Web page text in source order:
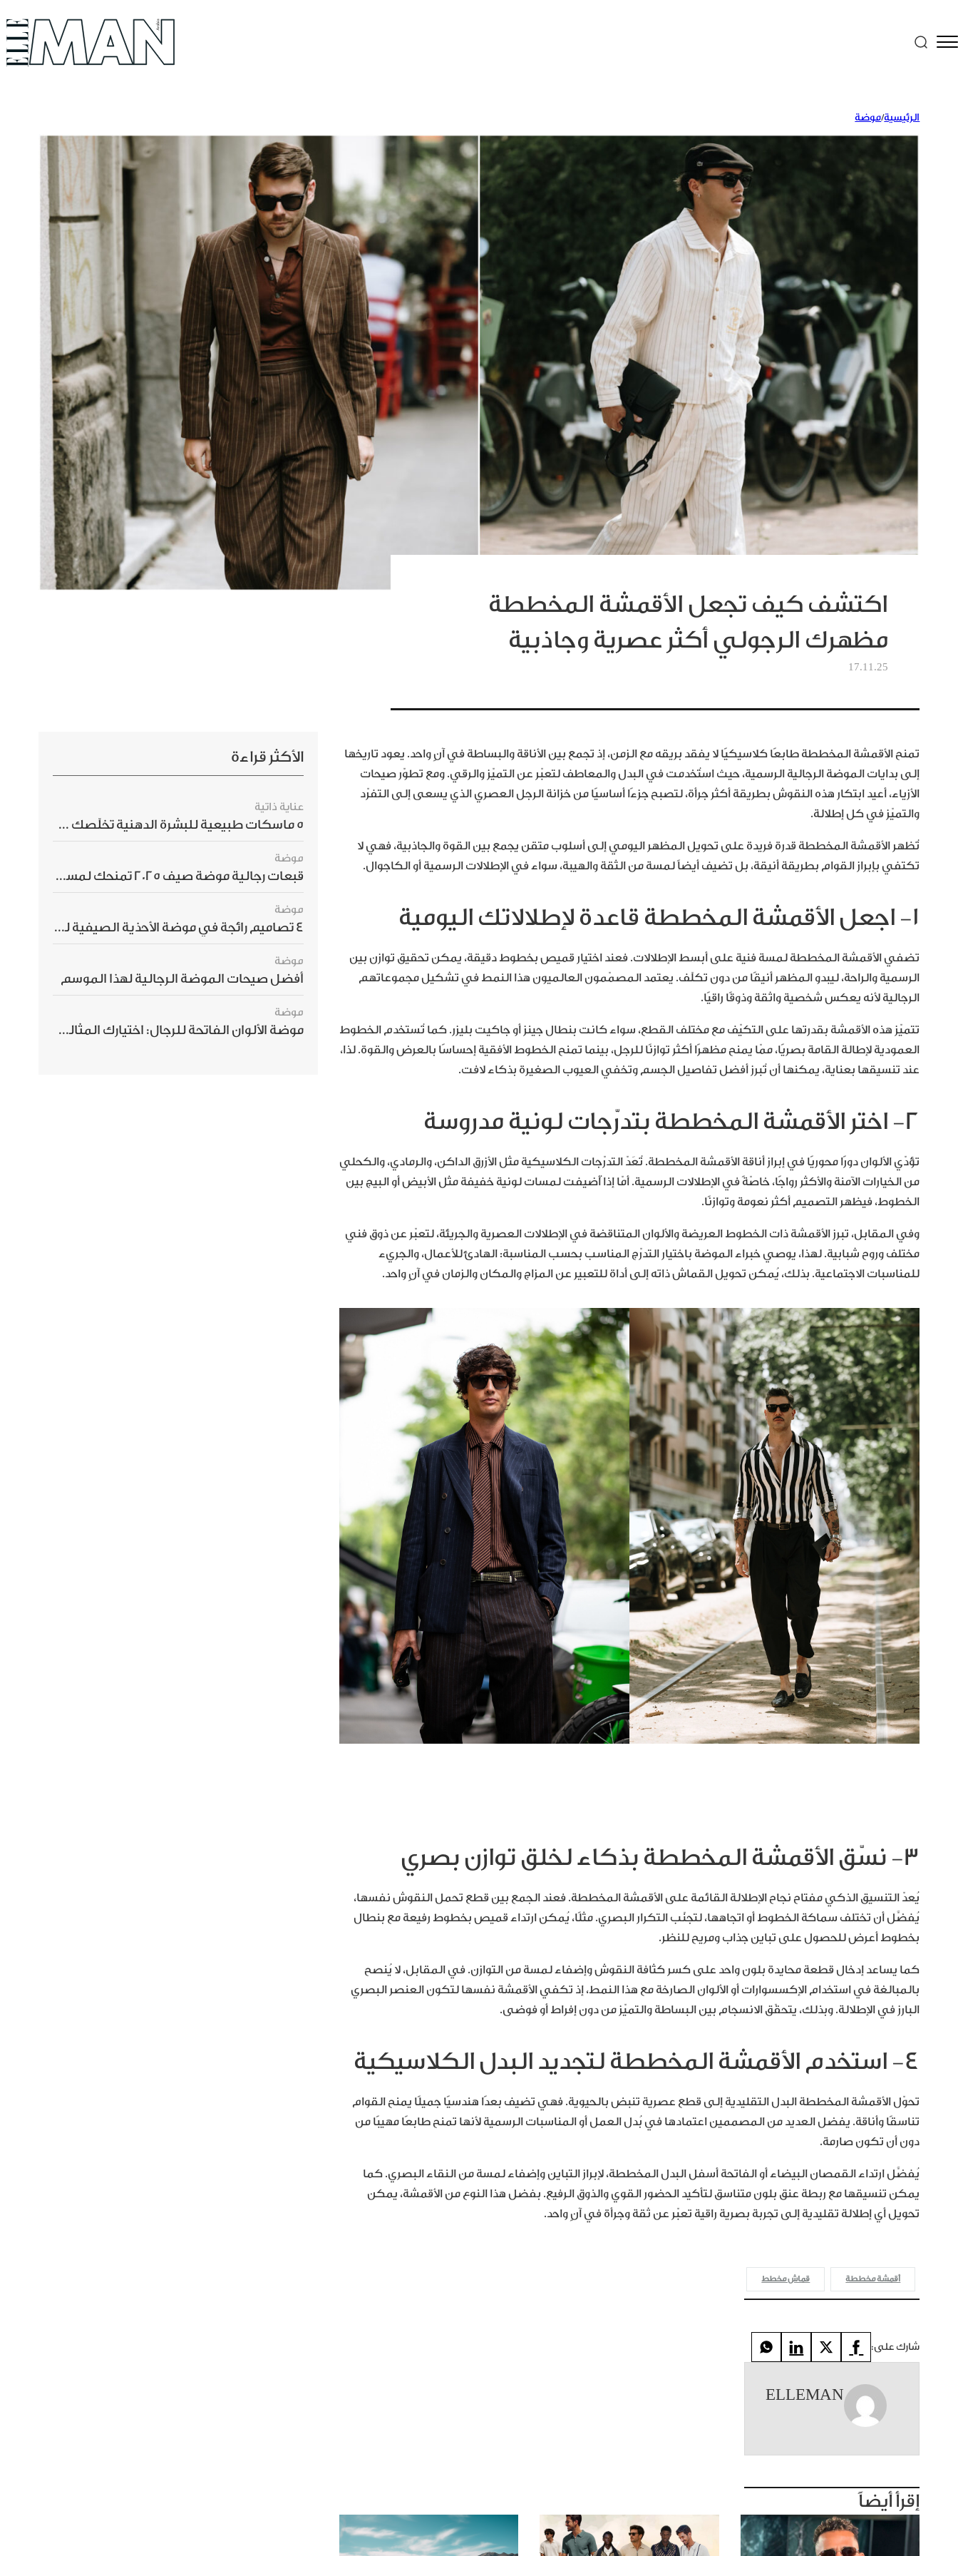
الرئيسية/موضة
اكتشف كيف تجعل الأقمشة المخططة
مظهرك الرجولي أكثر عصرية وجاذبية
17.11.25
تمنح الأقمشة المخططة طابعًا كلاسيكيًا لا يفقد بريقه مع الزمن، إذ تجمع بين الأناقة والبساطة في آنٍ واحد. يعود تاريخها
إلى بدايات الموضة الرجالية الرسمية، حيث استُخدمت في البدل والمعاطف لتعبّر عن التميّز والرقي. ومع تطوّر صيحات
الأزياء، أعيد ابتكار هذه النقوش بطريقة أكثر جرأة، لتصبح جزءًا أساسيًا من خزانة الرجل العصري الذي يسعى إلى التفرّد
والتميّز في كل إطلالة.
تُظهر الأقمشة المخططة قدرة فريدة على تحويل المظهر اليومي إلى أسلوب متقن يجمع بين القوة والجاذبية، فهي لا
تكتفي بإبراز القوام بطريقة أنيقة، بل تضيف أيضاً لمسة من الثقة والهيبة، سواء في الإطلالات الرسمية أو الكاجوال.
١- اجعل الأقمشة المخططة قاعدة لإطلالاتك اليومية
تضفي الأقمشة المخططة لمسة فنية على أبسط الإطلالات. فعند اختيار قميص بخطوط دقيقة، يمكن تحقيق توازن بين
الرسمية والراحة، ليبدو المظهر أنيقًا من دون تكلّف. يعتمد المصمّمون العالميون هذا النمط في تشكيل مجموعاتهم
الرجالية لأنه يعكس شخصية واثقة وذوقًا راقيًا.
تتميّز هذه الأقمشة بقدرتها على التكيّف مع مختلف القطع، سواء كانت بنطال جينز أو جاكيت بليزر. كما تُستخدم الخطوط
العمودية لإطالة القامة بصريًا، ممّا يمنح مظهرًا أكثر توازنًا للرجل، بينما تمنح الخطوط الأفقية إحساسًا بالعرض والقوة. لذا،
عند تنسيقها بعناية، يمكنها أن تُبرز أفضل تفاصيل الجسم وتخفي العيوب الصغيرة بذكاء لافت.
٢- اختر الأقمشة المخططة بتدرّجات لونية مدروسة
تؤدّي الألوان دورًا محوريًا في إبراز أناقة الأقمشة المخططة. تُعَدّ التدرّجات الكلاسيكية مثل الأزرق الداكن، والرمادي، والكحلي
من الخيارات الآمنة والأكثر رواجًا، خاصّةً في الإطلالات الرسمية. أمّا إذا أُضيفت لمسات لونية خفيفة مثل الأبيض أو البيج بين
الخطوط، فيظهر التصميم أكثر نعومة وتوازنًا.
وفي المقابل، تبرز الأقمشة ذات الخطوط العريضة والألوان المتناقضة في الإطلالات العصرية والجريئة، لتعبّر عن ذوق فني
مختلف وروح شبابية. لهذا، يوصي خبراء الموضة باختيار التدرّج المناسب بحسب المناسبة: الهادئ للأعمال، والجريء
للمناسبات الاجتماعية. بذلك، يُمكن تحويل القماش ذاته إلى أداة للتعبير عن المزاج والمكان والزمان في آنٍ واحد.
٣- نسّق الأقمشة المخططة بذكاء لخلق توازن بصري
يُعدّ التنسيق الذكي مفتاح نجاح الإطلالة القائمة على الأقمشة المخططة. فعند الجمع بين قطع تحمل النقوش نفسها،
يُفضَّل أن تختلف سماكة الخطوط أو اتجاهها، لتجنّب التكرار البصري. مثلًا، يُمكن ارتداء قميص بخطوط رفيعة مع بنطال
بخطوط أعرض للحصول على تباين جذاب ومريح للنظر.
كما يساعد إدخال قطعة محايدة بلون واحد على كسر كثافة النقوش وإضفاء لمسة من التوازن. في المقابل، لا يُنصح
بالمبالغة في استخدام الإكسسوارات أو الألوان الصارخة مع هذا النمط، إذ تكفي الأقمشة نفسها لتكون العنصر البصري
البارز في الإطلالة. وبذلك، يتحقّق الانسجام بين البساطة والتميّز من دون إفراط أو فوضى.
٤- استخدم الأقمشة المخططة لتجديد البدل الكلاسيكية
تحوّل الأقمشة المخططة البدل التقليدية إلى قطع عصرية تنبض بالحيوية. فهي تضيف بعدًا هندسيًا جميلًا يمنح القوام
تناسقًا وأناقة. يفضل العديد من المصممين اعتمادها في بُدل العمل أو المناسبات الرسمية لأنها تمنح طابعًا مهيبًا من
دون أن تكون صارمة.
يُفضَّل ارتداء القمصان البيضاء أو الفاتحة أسفل البدل المخططة، لإبراز التباين وإضفاء لمسة من النقاء البصري. كما
يمكن تنسيقها مع ربطة عنق بلون متناسق لتأكيد الحضور القوي والذوق الرفيع. بفضل هذا النوع من الأقمشة، يمكن
تحويل أي إطلالة تقليدية إلى تجربة بصرية راقية تعبّر عن ثقة وجرأة في آنٍ واحد.
أقمشة مخططة قماش مخطط
شارك على:
ELLEMAN
إقرأ أيضاً
الأكثر قراءة
عناية ذاتية
5 ماسكات طبيعية للبشرة الدهنية تخلّصك من الحبوب بسرعة
موضة
قبعات رجالية موضة صيف 2025 تمنحك لمسة أناقة استثنائية
موضة
4 تصاميم رائجة في موضة الأحذية الصيفية للرجال هذا الموسم
موضة
أفضل صيحات الموضة الرجالية لهذا الموسم
موضة
موضة الألوان الفاتحة للرجال: اختيارك المثالي لإطلالة صيفية مبهرة